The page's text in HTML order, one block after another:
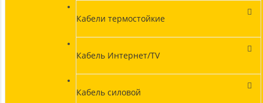
Кабели термостойкие
Кабель Интернет/TV
Кабель силовой